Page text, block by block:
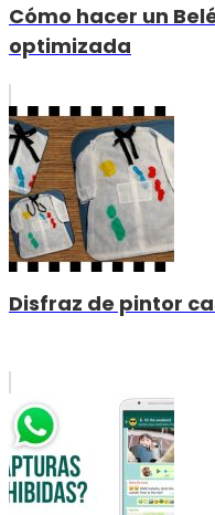
Cómo hacer un
optimizada
Disfraz de pintor